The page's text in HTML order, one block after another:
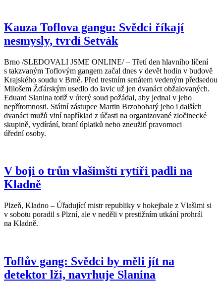
Kauza Toflova gangu: Svědci říkají
nesmysly, tvrdí Setvák
Brno /SLEDOVALI JSME ONLINE/ – Třetí den hlavního líčení
s takzvaným Toflovým gangem začal dnes v devět hodin v budově
Krajského soudu v Brně. Před trestním senátem vedeným předsedou
Milošem Žďárským usedlo do lavic už jen dvanáct obžalovaných.
Eduard Slanina totiž v úterý soud požádal, aby jednal v jeho
nepřítomnosti. Státní zástupce Martin Brzobohatý jeho i dalších
dvanáct mužů viní například z účasti na organizované zločinecké
skupině, vydírání, braní úplatků nebo zneužití pravomoci
úřední osoby.
V boji o trůn vlašimští rytíři padli na
Kladně
Plzeň, Kladno – Úřadující mistr republiky v hokejbale z Vlašimi si
v sobotu poradil s Plzní, ale v neděli v prestižním utkání prohrál
na Kladně.
Toflův gang: Svědci by měli jít na
detektor lži, navrhuje Slanina